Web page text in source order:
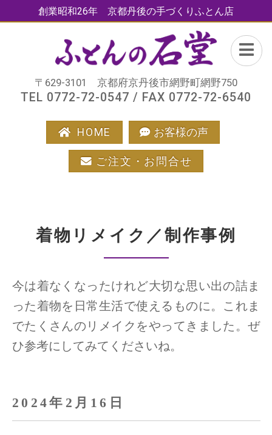
創業昭和26年 京都丹後の手づくりふとん店
〒629-3101 京都府京丹後市網野町網野750
TEL 0772-72-0547 / FAX 0772-72-6540
HOME お客様の声
ご注文・お問合せ
着物リメイク／制作事例
今は着なくなったけれど大切な思い出の詰ま
った着物を日常生活で使えるものに。 これま
でたくさんのリメイクをやってきました。ぜ
ひ参考にしてみてくださいね。
2024年2月16日